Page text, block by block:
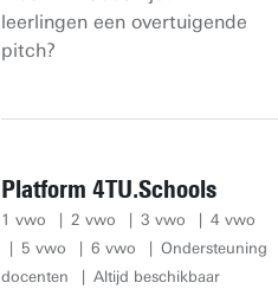
leerlingen een overtuigende
pitch?
Platform 4TU.Schools
1 vwo 2 vwo 3 vwo
4 vwo
5 vwo
6 vwo
Ondersteuning
docenten
Altijd beschikbaar